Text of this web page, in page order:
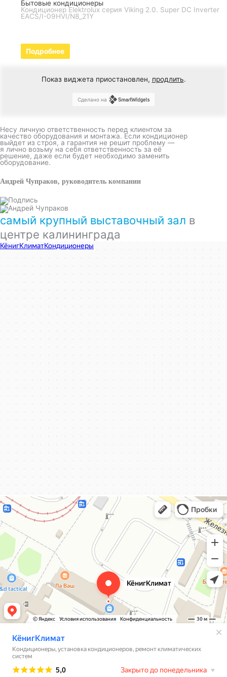
Бытовые кондиционеры
Кондиционер Elektrolux серия Viking 2.0. Super DC Inverter
EACS/I-09HVI/N8_21Y
Подробнее
Показ виджета приостановлен, продлить.
Сделано на
Несу личную ответственность перед клиентом за
качество оборудования и монтажа. Если кондиционер
выйдет из строя, а гарантия не решит проблему —
я лично возьму на себя ответственность за её
решение, даже если будет необходимо заменить
оборудование.
Андрей Чупраков, руководитель компании
самый крупный выставочный зал в
центре калининграда
КёнигКлимат
Кондиционеры в Калининграде
КёнигКлимат
Кондиционеры в Калининграде
Установка кондиционеров в Калининграде